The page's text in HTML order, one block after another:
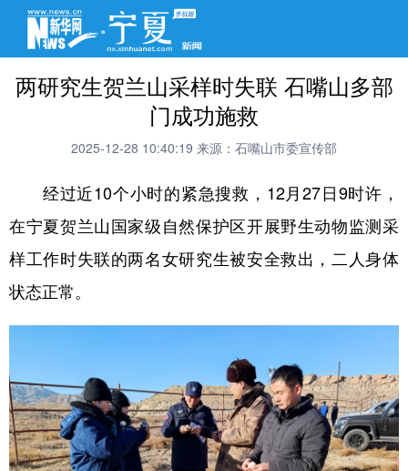
两研究生贺兰山采样时失联 石嘴山多部
门成功施救
2025-12-28 10:40:19 来源：石嘴山市委宣传部
经过近10个小时的紧急搜救，12月27日9时许，
在宁夏贺兰山国家级自然保护区开展野生动物监测采
样工作时失联的两名女研究生被安全救出，二人身体
状态正常。